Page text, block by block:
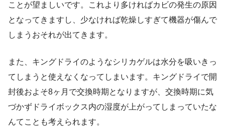
ことが望ましいです。これより多ければカビの発生の原因
となってきますし、少なければ乾燥しすぎて機器が傷んで
しまうおそれが出てきます。
また、キングドライのようなシリカゲルは水分を吸いきっ
てしまうと使えなくなってしまいます。キングドライで開
封後およそ8ヶ月で交換時期となりますが、交換時期に気
づかずドライボックス内の湿度が上がってしまっていたな
んてことも考えられます。